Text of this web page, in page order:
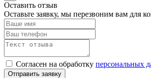
Оставить отзыв
Оставьте заявку, мы перезвоним вам для
Согласен на обработку персональных
Отправить заявку